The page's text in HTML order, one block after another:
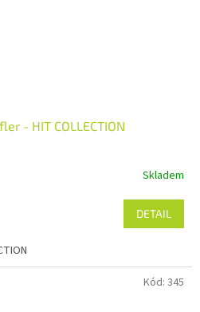
- HIT COLLECTION
Skladem
DETAIL
Kód: 345